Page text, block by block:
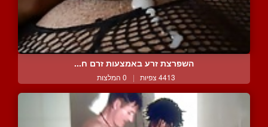
השפרצת זרע באמצעות זרם ח...
4413 צפיות | 0 המלצות